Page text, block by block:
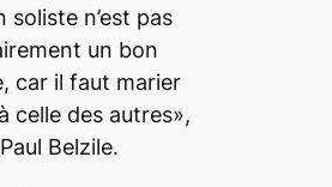
soliste n’est pas
un bon
car il faut marier
celle des autres»,
Belzile.